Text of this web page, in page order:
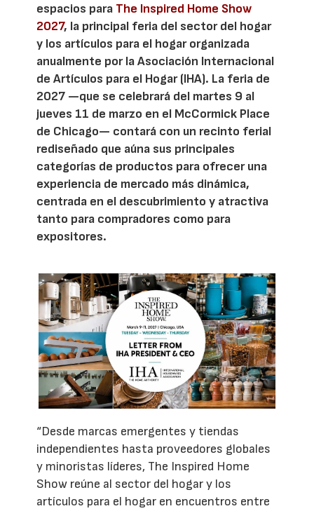
espacios para The Inspired Home Show
2027, la principal feria del sector del hogar
y los artículos para el hogar organizada
anualmente por la Asociación Internacional
de Artículos para el Hogar (IHA). La feria de
2027 —que se celebrará del martes 9 al
jueves 11 de marzo en el McCormick Place
de Chicago— contará con un recinto ferial
rediseñado que aúna sus principales
categorías de productos para ofrecer una
experiencia de mercado más dinámica,
centrada en el descubrimiento y atractiva
tanto para compradores como para
expositores.
“Desde marcas emergentes y tiendas
independientes hasta proveedores globales
y minoristas líderes, The Inspired Home
Show reúne al sector del hogar y los
artículos para el hogar en encuentros entre